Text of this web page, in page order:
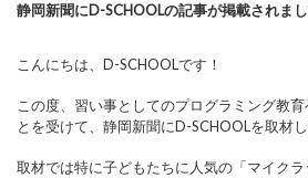
静岡新聞にD-SCHOOLの記事が掲載されまし
こんにちは、D-SCHOOLです！
この度、習い事としてのプログラミング教
とを受けて、静岡新聞にD-SCHOOLを取材
取材では特に子どもたちに人気の「マイク